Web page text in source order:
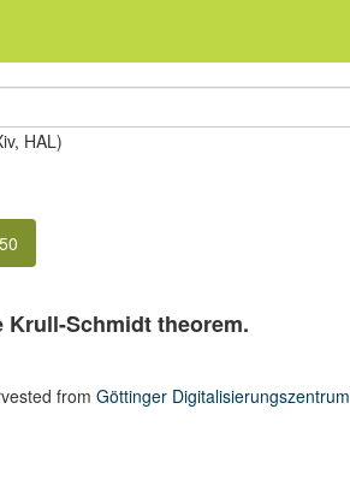
HAL)
Schmidt theorem.
from Göttinger Digitalisierungszentrum